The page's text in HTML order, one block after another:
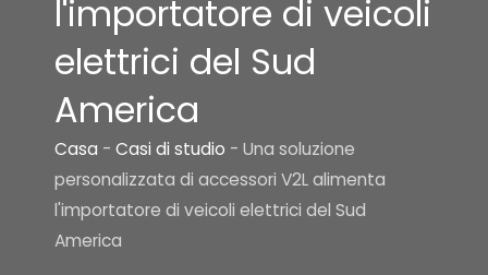
l'importatore di veicoli
elettrici del Sud
America
Casa - Casi di studio - Una soluzione
personalizzata di accessori V2L alimenta
l'importatore di veicoli elettrici del Sud
America